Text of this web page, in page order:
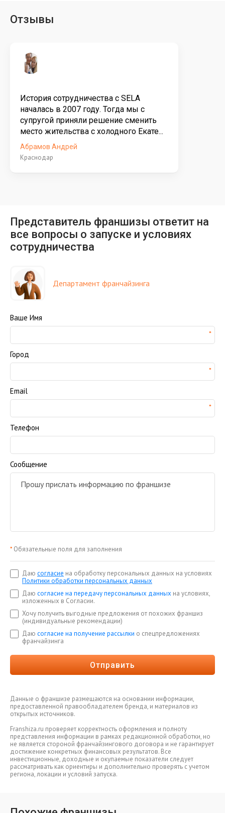
Отзывы
История сотрудничества с SELA
началась в 2007 году. Тогда мы с
супругой приняли решение сменить
место жительства с холодного Екате...
Абрамов Андрей
Краснодар
Представитель франшизы ответит на
все вопросы о запуске и условиях
сотрудничества
Департамент франчайзинга
Ваше Имя
Город
Email
Телефон
Сообщение
* Обязательные поля для заполнения
Даю согласие на обработку персональных данных на условиях
Политики обработки персональных данных
Даю согласие на передачу персональных данных на условиях,
изложенных в Согласии.
Хочу получить выгодные предложения от похожих франшиз
(индивидуальные рекомендации)
Даю согласие на получение рассылки о спецпредложениях
франчайзинга
Отправить
Данные о франшизе размещаются на основании информации,
предоставленной правообладателем бренда, и материалов из
открытых источников.
Franshiza.ru проверяет корректность оформления и полноту
представления информации в рамках редакционной обработки, но
не является стороной франчайзингового договора и не гарантирует
достижение конкретных финансовых результатов. Все
инвестиционные, доходные и окупаемые показатели следует
рассматривать как ориентиры и дополнительно проверять с учетом
региона, локации и условий запуска.